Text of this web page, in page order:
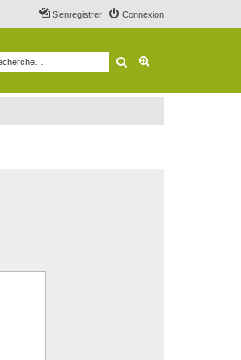
Connexion
S’enregistrer
Rechercher